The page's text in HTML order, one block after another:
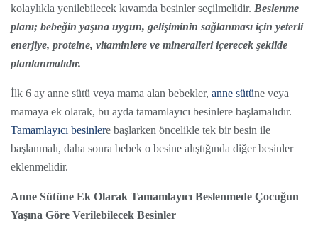
kolaylıkla yenilebilecek kıvamda besinler seçilmelidir. Beslenme
planı; bebeğin yaşına uygun, gelişiminin sağlanması için yeterli
enerjiye, proteine, vitaminlere ve mineralleri içerecek şekilde
planlanmalıdır.
İlk 6 ay anne sütü veya mama alan bebekler, anne sütüne veya
mamaya ek olarak, bu ayda tamamlayıcı besinlere başlamalıdır.
Tamamlayıcı besinlere başlarken öncelikle tek bir besin ile
başlanmalı, daha sonra bebek o besine alıştığında diğer besinler
eklenmelidir.
Anne Sütüne Ek Olarak Tamamlayıcı Beslenmede Çocuğun
Yaşına Göre Verilebilecek Besinler